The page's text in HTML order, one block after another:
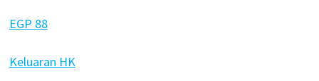
EGP 88
Keluaran HK